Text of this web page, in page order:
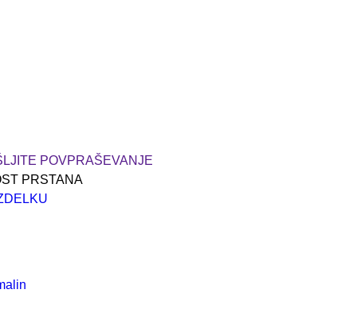
POVPRAŠEVANJE
PRSTANA